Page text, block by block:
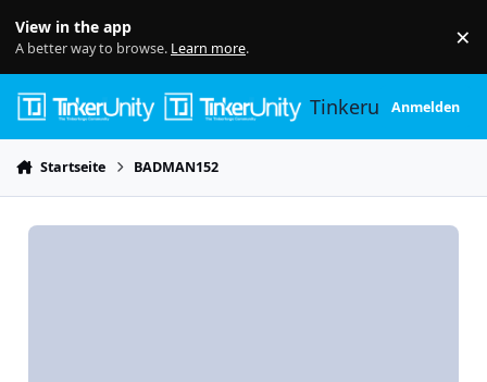
View in the app
A better way to browse. Learn more. ×
TinkerunityAnmelden
Startseite BADMAN152